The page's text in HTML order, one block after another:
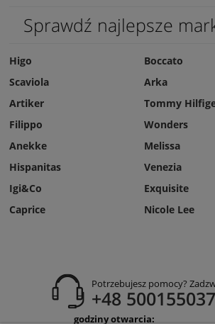
Sprawdź najlepsze
Higo
Scaviola
Artiker
Filippo
Boccato
Arka
Tommy
Wonders
Anekke
Hispanitas
Igi&Co
Caprice
Melissa
Venezia
Exquisite
Nicole Lee
Potrzebujesz pomocy?
+48 500155037
godziny otwarcia: